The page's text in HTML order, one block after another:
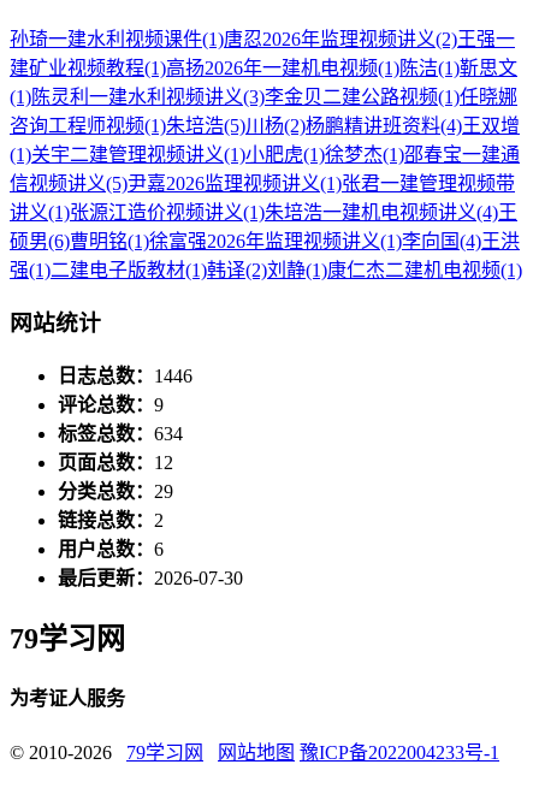
孙琦一建水利视频课件(1)唐忍2026年监理视频讲义(2)王强一
建矿业视频教程(1)高扬2026年一建机电视频(1)陈洁(1)靳思文
(1)陈灵利一建水利视频讲义(3)李金贝二建公路视频(1)任晓娜
咨询工程师视频(1)朱培浩(5)川杨(2)杨鹏精讲班资料(4)王双增
(1)关宇二建管理视频讲义(1)小肥虎(1)徐梦杰(1)邵春宝一建通
信视频讲义(5)尹嘉2026监理视频讲义(1)张君一建管理视频带
讲义(1)张源江造价视频讲义(1)朱培浩一建机电视频讲义(4)王
硕男(6)曹明铭(1)徐富强2026年监理视频讲义(1)李向国(4)王洪
强(1)二建电子版教材(1)韩译(2)刘静(1)康仁杰二建机电视频(1)
网站统计
日志总数： 1446
评论总数： 9
标签总数： 634
页面总数： 12
分类总数： 29
链接总数： 2
用户总数： 6
最后更新： 2026-07-30
79学习网
为考证人服务
© 2010-2026 79学习网 网站地图 豫ICP备2022004233号-1